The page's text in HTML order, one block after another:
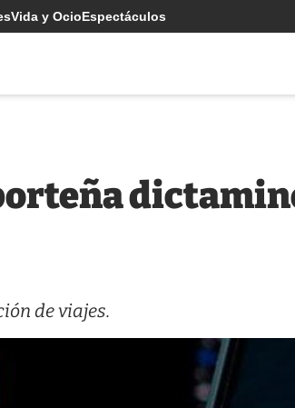
Vida y OcioEspectáculos
de viajes.